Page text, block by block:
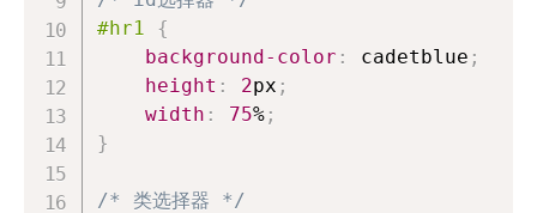
#hr1
{
background-color : cadetblue ;
height : 2px ;
width : 75%;
}
/* 类选择器 */